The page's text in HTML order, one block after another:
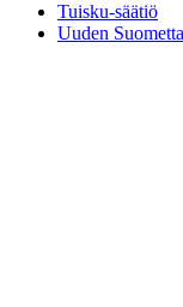
Tuisku-säätiö
Uuden